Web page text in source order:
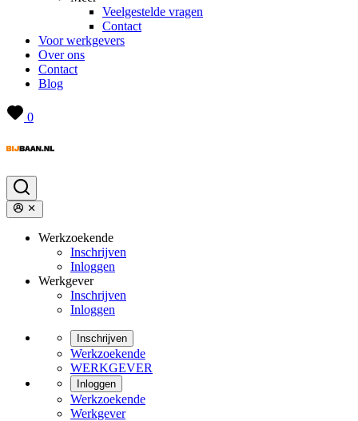
Veelgestelde vragen
Contact
Voor werkgevers
Over ons
Contact
Blog
0
Werkzoekende
Inschrijven
Inloggen
Werkgever
Inschrijven
Inloggen
Inschrijven
Werkzoekende
WERKGEVER
Inloggen
Werkzoekende
Werkgever